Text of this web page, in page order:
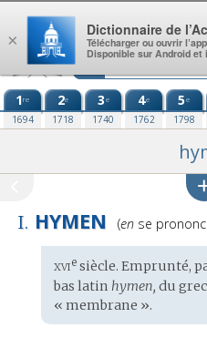
Aller au contenu
1re
1694
2e
1718
3e
1740
4e
1762
5e
1798
I. HYMEN
Prononciation
(ense
Étymologie
:
xviesiècle. Emprunté,
bas latin hymen, du grec
« membrane ».
×
Dictionnaire de
Télécharger ou ouvrir
Disponible sur Android et